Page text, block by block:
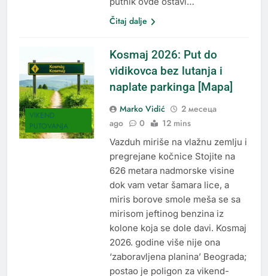
Čitaj dalje
VIKEND
PUTOVANJA
Kosmaj 2026: Put do
vidikovca bez lutanja i
naplate parkinga [Mapa]
Marko Vidić
2 месеца
ago
0 12 mins
Vazduh miriše na vlažnu zemlju i
pregrejane kočnice Stojite na
626 metara nadmorske visine
dok vam vetar šamara lice, a
miris borove smole meša se sa
mirisom jeftinog benzina iz
kolone koja se dole davi. Kosmaj
2026. godine više nije ona
‘zaboravljena planina’ Beograda;
postao je poligon za vikend-